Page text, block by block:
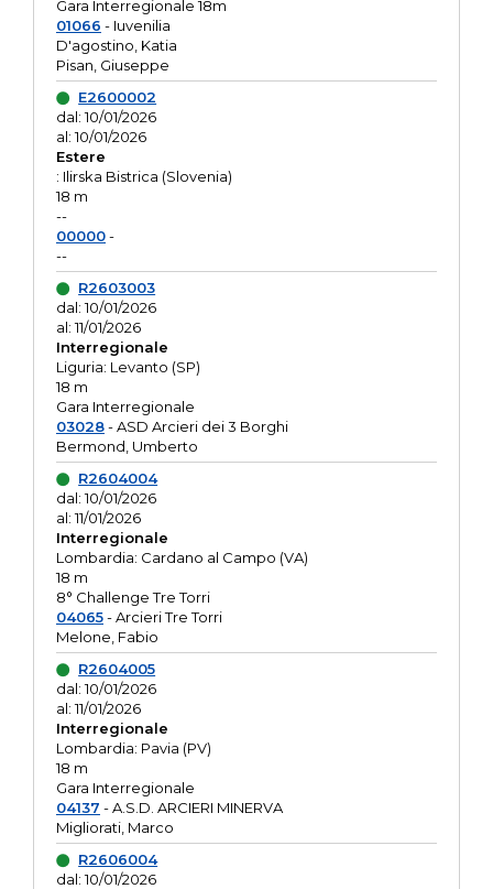
Gara Interregionale 18m
01066 - Iuvenilia
D'agostino, Katia
Pisan, Giuseppe
E2600002
dal: 10/01/2026
al: 10/01/2026
Estere
: Ilirska Bistrica (Slovenia)
18 m
--
00000-
--
R2603003
dal: 10/01/2026
al: 11/01/2026
Interregionale
Liguria: Levanto (SP)
18 m
Gara Interregionale
03028- ASD Arcieri dei 3 Borghi
Bermond, Umberto
R2604004
dal: 10/01/2026
al: 11/01/2026
Interregionale
Lombardia: Cardano al Campo (VA)
18 m
8° Challenge Tre Torri
04065- Arcieri Tre Torri
Melone, Fabio
R2604005
dal: 10/01/2026
al: 11/01/2026
Interregionale
Lombardia: Pavia (PV)
18 m
Gara Interregionale
04137 - A.S.D. ARCIERI MINERVA
Migliorati, Marco
R2606004
dal: 10/01/2026